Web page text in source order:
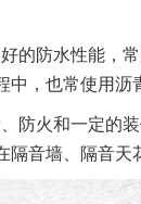
的防水性能，
，也常使用沥
防火和一定的
音墙、隔音天